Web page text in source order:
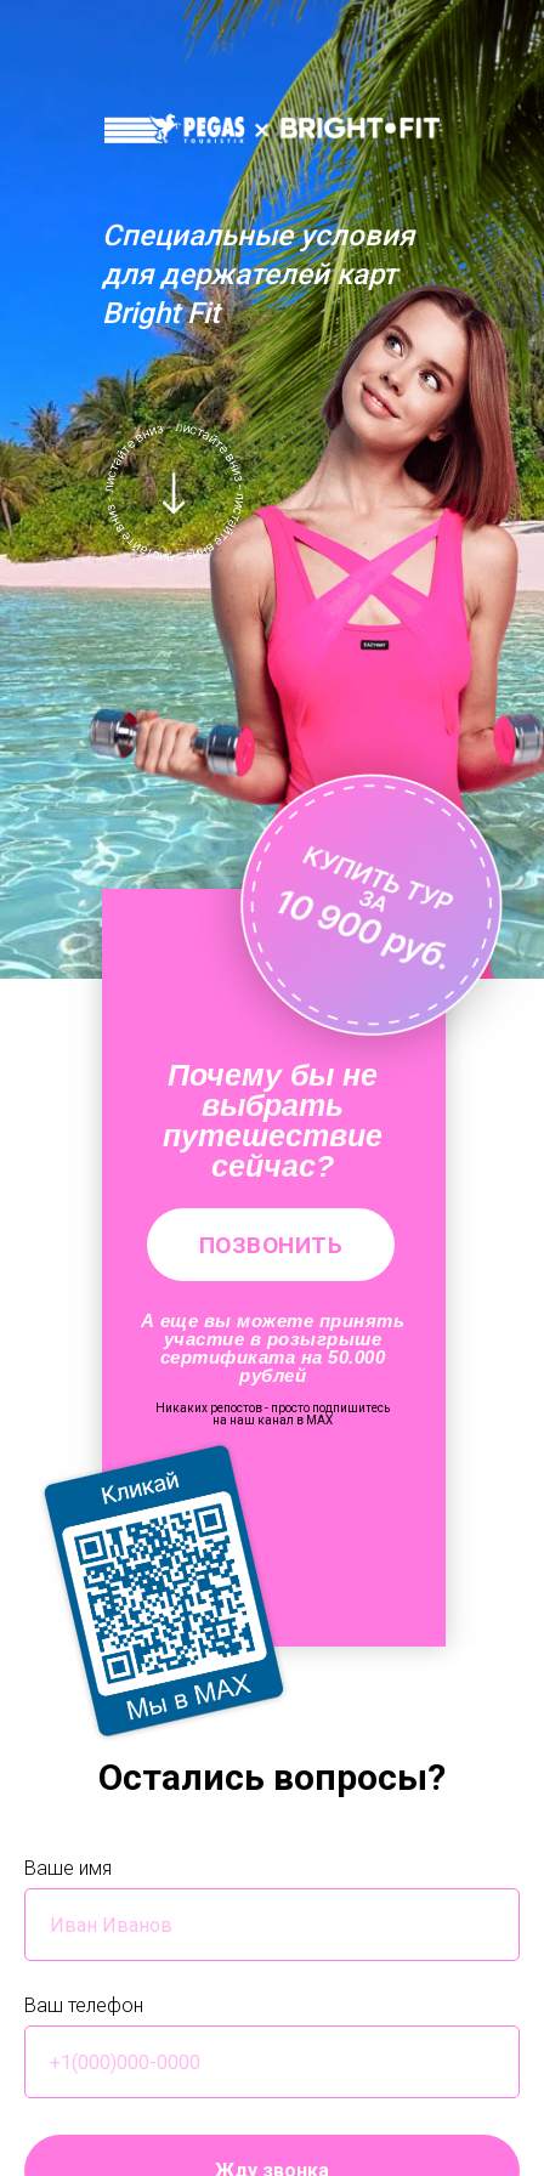
Специальные условия
для держателей карт
Bright Fit
ПОЗВОНИТЬ
Почему бы не
выбрать
путешествие
сейчас?
А еще вы можете принять
участие в розыгрыше
сертификата на 50.000
рублей
Никаких репостов - просто подпишитесь
на наш канал в MAX
Остались вопросы?
Ваше имя
Ваш телефон
Жду звонка